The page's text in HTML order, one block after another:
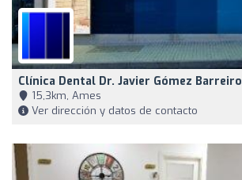
Clínica Dental Dr. Javier Gómez Barreiro
15,3km, Ames
Ver dirección y datos de contacto